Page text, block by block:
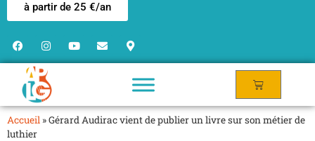
à partir de 25 €/an
Accueil »Gérard Audirac vient de publier un livre sur son métier de
luthier